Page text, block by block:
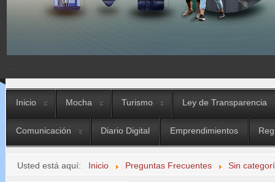
Inicio Mocha Turismo Ley de Transparencia
Comunicación Diario Digital Emprendimientos
Usted está aquí: Inicio Preguntas Frecuentes Sin